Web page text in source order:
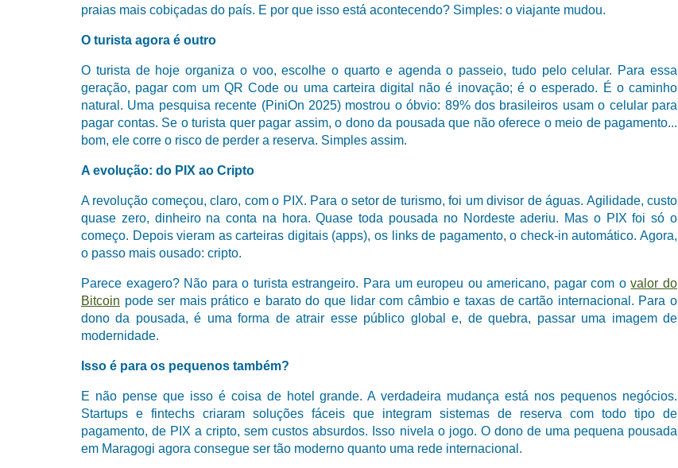
praias mais cobiçadas do país. E por que isso está acontecendo? Simples: o viajante mudou.
O turista agora é outro
O turista de hoje organiza o voo, escolhe o quarto e agenda o passeio, tudo pelo celular. Para essa
geração, pagar com um QR Code ou uma carteira digital não é inovação; é o esperado. É o caminho
natural. Uma pesquisa recente (PiniOn 2025) mostrou o óbvio: 89% dos brasileiros usam o celular para
pagar contas. Se o turista quer pagar assim, o dono da pousada que não oferece o meio de pagamento...
bom, ele corre o risco de perder a reserva. Simples assim.
A evolução: do PIX ao Cripto
A revolução começou, claro, com o PIX. Para o setor de turismo, foi um divisor de águas. Agilidade, custo
quase zero, dinheiro na conta na hora. Quase toda pousada no Nordeste aderiu. Mas o PIX foi só o
começo. Depois vieram as carteiras digitais (apps), os links de pagamento, o check-in automático. Agora,
o passo mais ousado: cripto.
Parece exagero? Não para o turista estrangeiro. Para um europeu ou americano, pagar com ovalor do
Bitcoin pode ser mais prático e barato do que lidar com câmbio e taxas de cartão internacional. Para o
dono da pousada, é uma forma de atrair esse público global e, de quebra, passar uma imagem de
modernidade.
Isso é para os pequenos também?
E não pense que isso é coisa de hotel grande. A verdadeira mudança está nos pequenos negócios.
Startups e fintechs criaram soluções fáceis que integram sistemas de reserva com todo tipo de
pagamento, de PIX a cripto, sem custos absurdos. Isso nivela o jogo. O dono de uma pequena pousada
em Maragogi agora consegue ser tão moderno quanto uma rede internacional.